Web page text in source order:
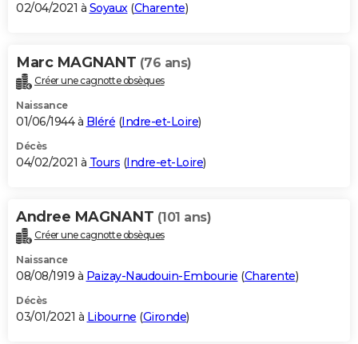
02/04/2021 à Soyaux(Charente)
Marc MAGNANT (76 ans)
Créer une cagnotte obsèques
Naissance
01/06/1944 à Bléré (Indre-et-Loire)
Décès
04/02/2021 à Tours (Indre-et-Loire)
Andree MAGNANT (101 ans)
Créer une cagnotte obsèques
Naissance
08/08/1919 à Paizay-Naudouin-Embourie (Charente)
Décès
03/01/2021 à Libourne (Gironde)